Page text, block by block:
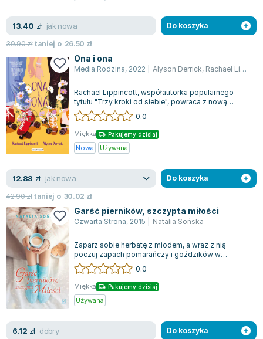
Barbara Wrzesińska
Terry Pratchett
Virginia Woolf
Lorraine Warren
Ajahn Brahm
Lucinda Riley
Jacek Walkiewicz
13.40 zł jak nowa
39.90złtaniej o 26.50 zł
Do koszyka
Ona i ona
Media Rodzina, 2022 Alyson Derrick, Rachael Lippincott
Rachael Lippincott, współautorka popularnego
tytułu "Trzy kroki od siebie", powraca z nową
książką pełną emocji i miłosnych perype...
0.0
Miękka Pakujemy dzisiaj
Nowa Używana
12.88 zł jak nowa
42.90złtaniej o 30.02 zł
Do koszyka
Garść pierników, szczypta miłości
Czwarta Strona, 2015 Natalia Sońska
Zaparz sobie herbatę z miodem, a wraz z nią
poczuj zapach pomarańczy i goździków w
powietrzu. Poznaj historię Hanny, nowoczesnej k...
0.0
Miękka Pakujemy dzisiaj
Używana
6.12 zł dobry Do koszyka